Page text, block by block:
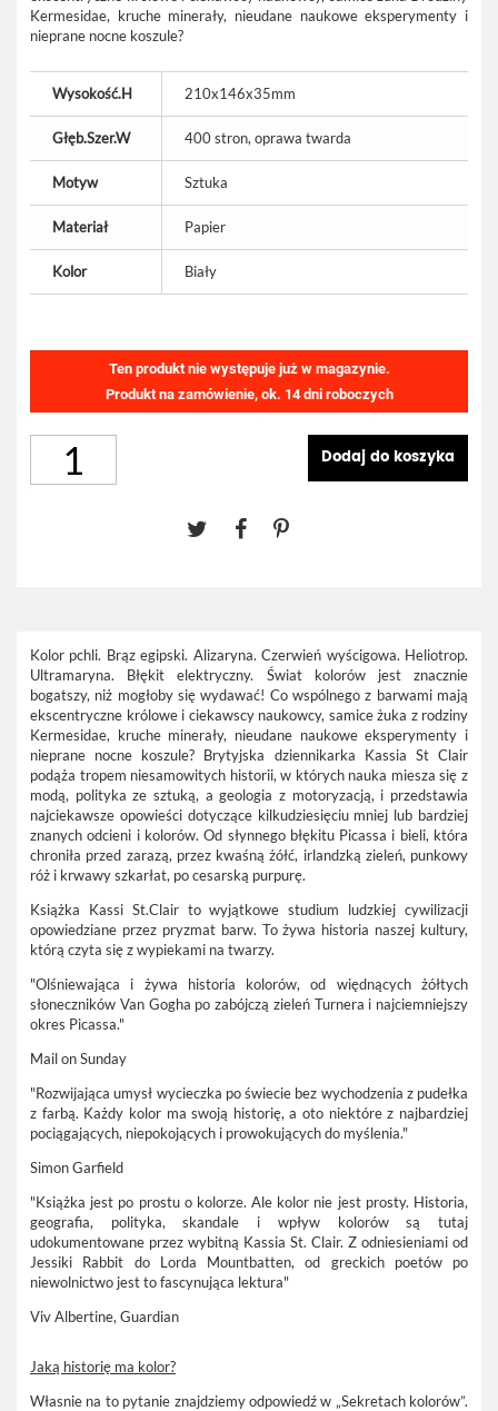
Kermesidae, kruche minerały, nieudane naukowe eksperymenty i
nieprane nocne koszule?
Wysokość.H 210x146x35mm
Głęb.Szer.W 400 stron, oprawa twarda
Motyw Sztuka
Materiał Papier
Kolor Biały
Ten produkt nie występuje już w magazynie.
Produkt na zamówienie, ok. 14 dni roboczych
Dodaj do koszyka
Kolor pchli. Brąz egipski. Alizaryna. Czerwień wyścigowa. Heliotrop.
Ultramaryna. Błękit elektryczny. Świat kolorów jest znacznie
bogatszy, niż mogłoby się wydawać! Co wspólnego z barwami mają
ekscentryczne królowe i ciekawscy naukowcy, samice żuka z rodziny
Kermesidae, kruche minerały, nieudane naukowe eksperymenty i
nieprane nocne koszule? Brytyjska dziennikarka Kassia St Clair
podąża tropem niesamowitych historii, w których nauka miesza się z
modą, polityka ze sztuką, a geologia z motoryzacją, i przedstawia
najciekawsze opowieści dotyczące kilkudziesięciu mniej lub bardziej
znanych odcieni i kolorów. Od słynnego błękitu Picassa i bieli, która
chroniła przed zarazą, przez kwaśną żółć, irlandzką zieleń, punkowy
róż i krwawy szkarłat, po cesarską purpurę.
Książka Kassi St.Clair to wyjątkowe studium ludzkiej cywilizacji
opowiedziane przez pryzmat barw. To żywa historia naszej kultury,
którą czyta się z wypiekami na twarzy.
"Olśniewająca i żywa historia kolorów, od więdnących żółtych
słoneczników Van Gogha po zabójczą zieleń Turnera i najciemniejszy
okres Picassa."
Mail on Sunday
"Rozwijająca umysł wycieczka po świecie bez wychodzenia z pudełka
z farbą. Każdy kolor ma swoją historię, a oto niektóre z najbardziej
pociągających, niepokojących i prowokujących do myślenia."
Simon Garfield
"Książka jest po prostu o kolorze. Ale kolor nie jest prosty. Historia,
geografia, polityka, skandale i wpływ kolorów są tutaj
udokumentowane przez wybitną Kassia St. Clair. Z odniesieniami od
Jessiki Rabbit do Lorda Mountbatten, od greckich poetów po
niewolnictwo jest to fascynująca lektura"
Viv Albertine, Guardian
Jaką historię ma kolor?
Własnie na to pytanie znajdziemy odpowiedź w „Sekretach kolorów”.